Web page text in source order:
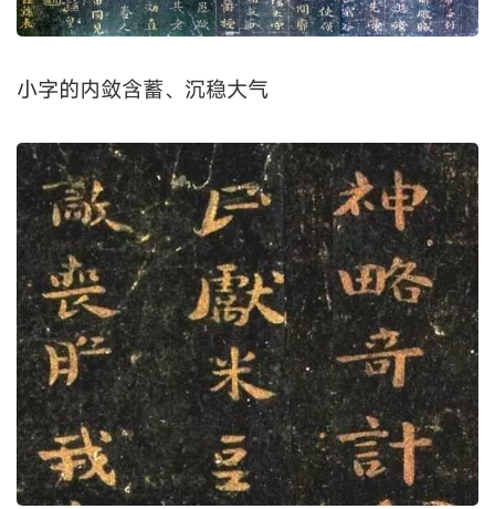
小字的内敛含蓄、沉稳大气